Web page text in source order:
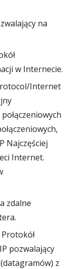
na
w Internecie.
Internet
Najczęściej
Internet.
zdalne
pozwalający
z